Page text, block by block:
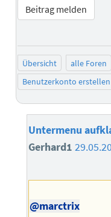
Beitrag melden
Übersicht alle Foren
Benutzerkonto erstellen
Untermenu
Gerhard1
@marctrix